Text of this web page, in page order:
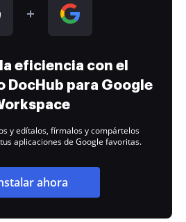
eficiencia con el
DocHub para Google
y edítalos, fírmalos y compártelos
aplicaciones de Google favoritas.
ahora